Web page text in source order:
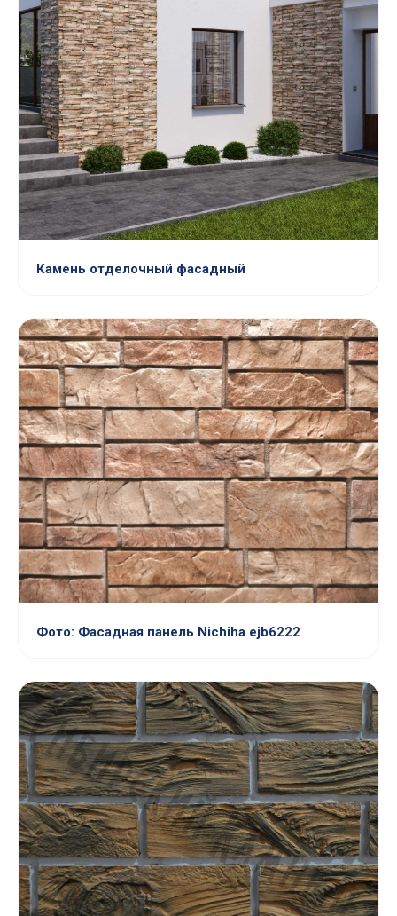
Камень отделочный фасадный
Фото: Фасадная панель Nichiha ejb6222